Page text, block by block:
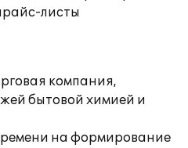
листы
компания,
бытовой химией и
на формирование